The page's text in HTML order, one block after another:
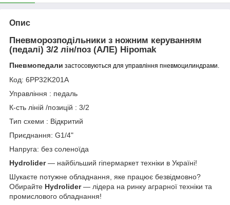
Опис
Пневморозподільники з ножним керуванням
(педалі) 3/2 лін/поз (АЛЕ) Hipomak
Пневмопедали застосовуються для управління пневмоцилиндрами.
Код: 6PP32K201A
Управління : педаль
К-сть ліній /позицій : 3/2
Тип схеми : Відкритий
Приєднання: G1/4"
Напруга: без соленоїда
Hydrolider— найбільший гіпермаркет техніки в Україні!
Шукаєте потужне обладнання, яке працює безвідмовно?
Обирайте Hydrolider— лідера на ринку аграрної техніки та
промислового обладнання!